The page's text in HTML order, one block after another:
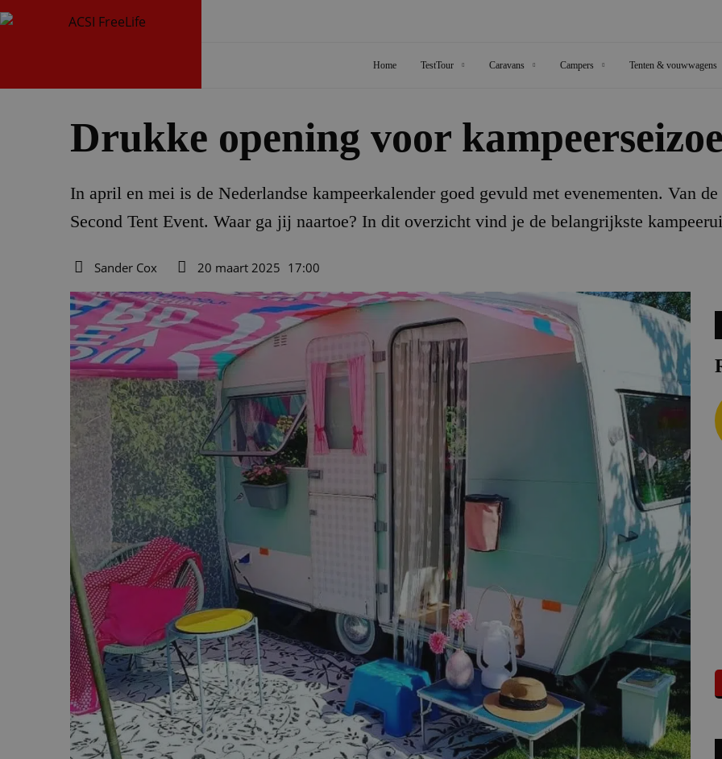
Home TestTour Caravans Campers Tenten & vouwwagens
Drukke opening voor
In april en mei is de Nederlandse kampeerkalender goed gevuld met evenementen. Van
Second Tent Event. Waar ga jij naartoe? In dit overzicht vind je de belangrijkste
Sander Cox
20 maart 2025 17:00